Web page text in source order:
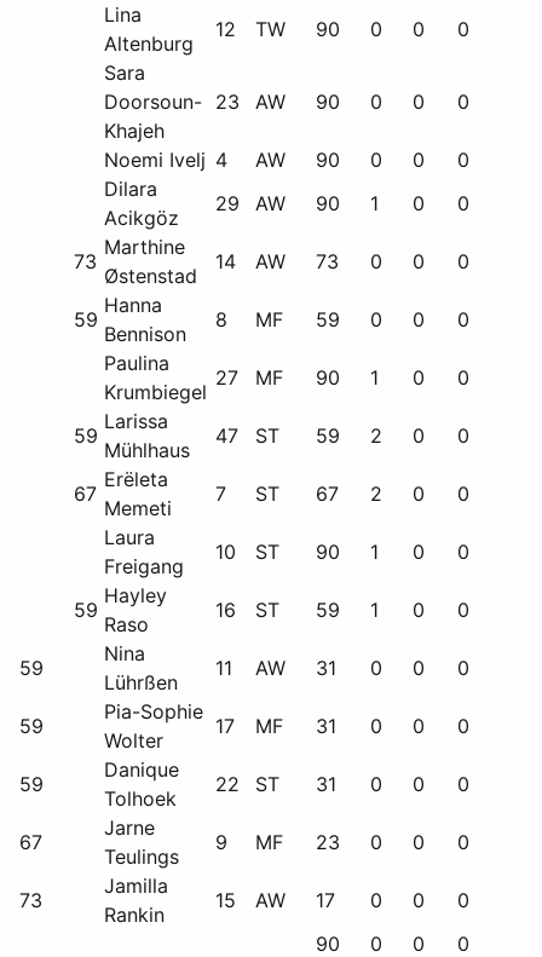
Lina
Altenburg
12 TW 90 0 0 0
Sara
Doorsoun-
Khajeh
23 AW 90 0 0 0
Noemi Ivelj 4 AW 90 0 0 0
Dilara
Acikgöz
29 AW 90 1 0 0
73
Marthine
Østenstad
14 AW 73 0 0 0
59
Hanna
Bennison
8 MF 59 0 0 0
Paulina
Krumbiegel
27 MF 90 1 0 0
59
Larissa
Mühlhaus
47 ST 59 2 0 0
67
Erëleta
Memeti
7 ST 67 2 0 0
Laura
Freigang
10 ST 90 1 0 0
59
Hayley
Raso
16 ST 59 1 0 0
59
Nina
Lührßen
11 AW 31 0 0 0
59
Pia-Sophie
Wolter
17 MF 31 0 0 0
59
Danique
Tolhoek
22 ST 31 0 0 0
67
Jarne
Teulings
9 MF 23 0 0 0
73
Jamilla
Rankin
15 AW 17 0 0 0
90
0 0 0